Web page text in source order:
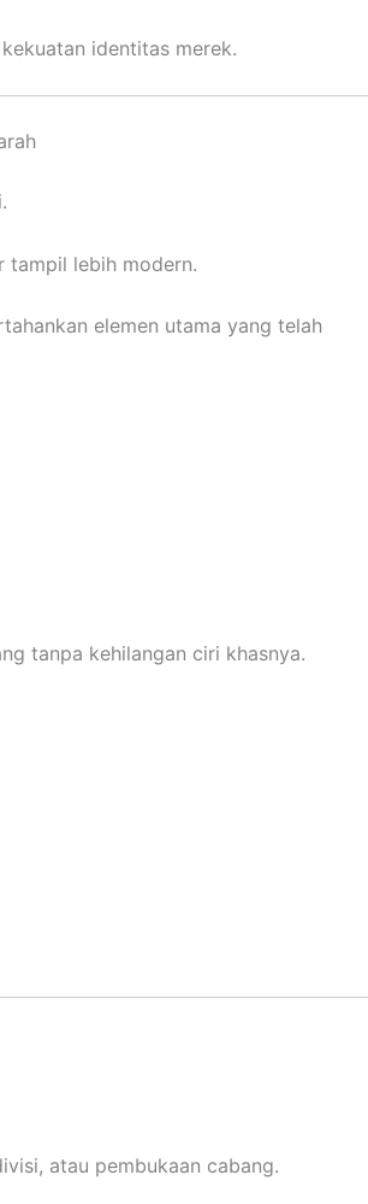
identitas merek.
tampil lebih modern.
elemen utama yang telah
tanpa kehilangan ciri khasnya.
atau pembukaan cabang.